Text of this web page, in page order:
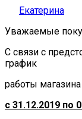
Екатерина
Уважаемые
С связи с
график
работы магазина
с 31.12.2019